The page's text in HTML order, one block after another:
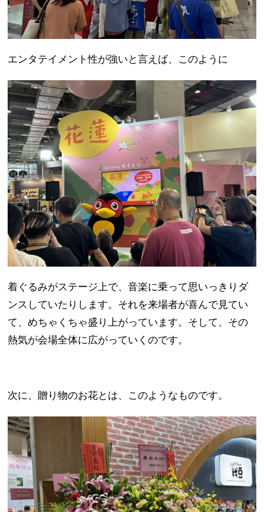
エンタテイメント性が強いと言えば、このように
着ぐるみがステージ上で、音楽に乗って思いっきりダ
ンスしていたりします。それを来場者が喜んで見てい
て、めちゃくちゃ盛り上がっています。そして、その
熱気が会場全体に広がっていくのです。
次に、贈り物のお花とは、このようなものです。